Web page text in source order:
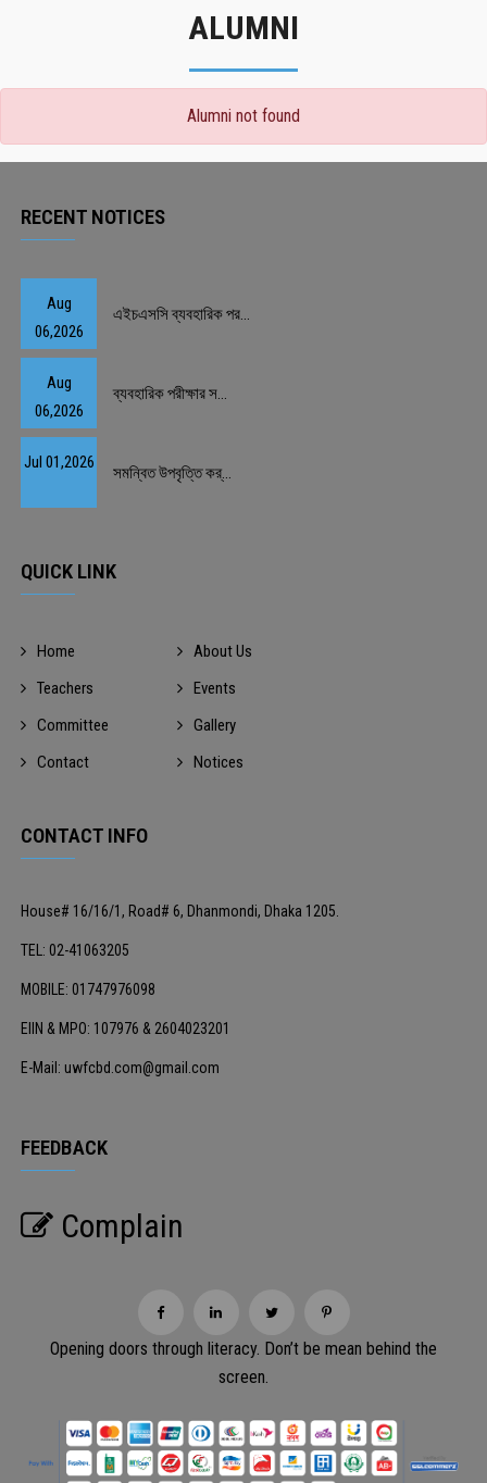
ALUMNI
Alumni not found
RECENT NOTICES
Aug
06,2026
এইচএসসি ব্যবহারিক পর...
Aug
06,2026
ব্যবহারিক পরীক্ষার স...
Jul 01,2026
সমন্বিত উপবৃত্তি কর্...
QUICK LINK
Home
About Us
Teachers
Events
Committee
Gallery
Contact
Notices
CONTACT INFO
House# 16/16/1, Road# 6, Dhanmondi, Dhaka 1205.
TEL: 02-41063205
MOBILE: 01747976098
EIIN & MPO: 107976 & 2604023201
E-Mail: uwfcbd.com@gmail.com
FEEDBACK
Complain
Opening doors through literacy. Don’t be mean behind the
screen.